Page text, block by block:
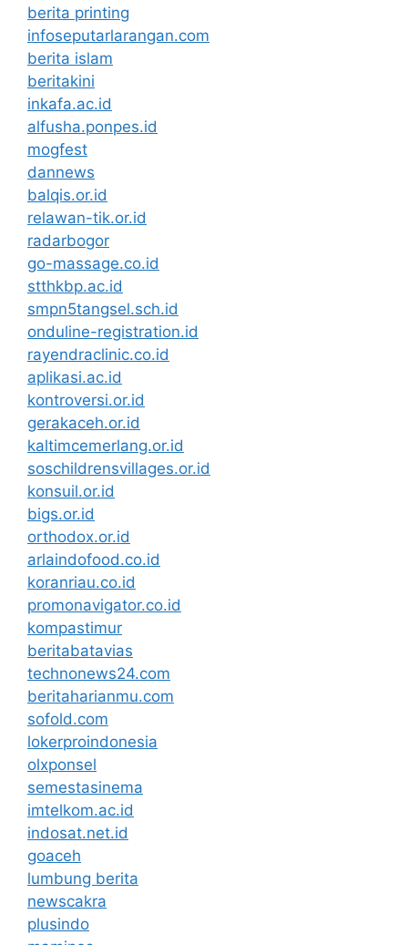
berita printing
infoseputarlarangan.com
berita islam
beritakini
inkafa.ac.id
alfusha.ponpes.id
mogfest
dannews
balqis.or.id
relawan-tik.or.id
radarbogor
go-massage.co.id
stthkbp.ac.id
smpn5tangsel.sch.id
onduline-registration.id
rayendraclinic.co.id
aplikasi.ac.id
kontroversi.or.id
gerakaceh.or.id
kaltimcemerlang.or.id
soschildrensvillages.or.id
konsuil.or.id
bigs.or.id
orthodox.or.id
arlaindofood.co.id
koranriau.co.id
promonavigator.co.id
kompastimur
beritabatavias
technonews24.com
beritaharianmu.com
sofold.com
lokerproindonesia
olxponsel
semestasinema
imtelkom.ac.id
indosat.net.id
goaceh
lumbung berita
newscakra
plusindo